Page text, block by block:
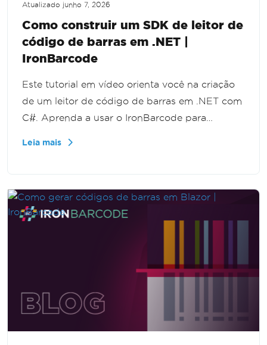
Atualizado junho 7, 2026
Como construir um SDK de leitor de
código de barras em .NET |
IronBarcode
Este tutorial em vídeo orienta você na criação
de um leitor de código de barras em .NET com
C#. Aprenda a usar o IronBarcode para
Leia mais